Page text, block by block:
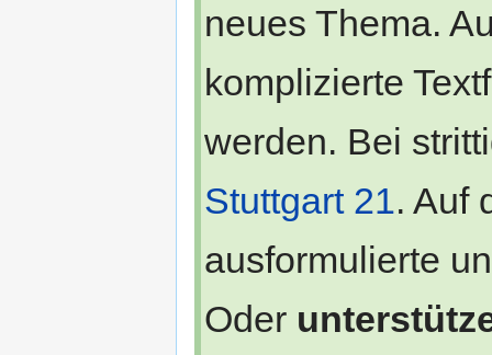
neues Thema.
komplizierte
werden. Bei
Stuttgart 21. Auf
ausformulierte
Oder